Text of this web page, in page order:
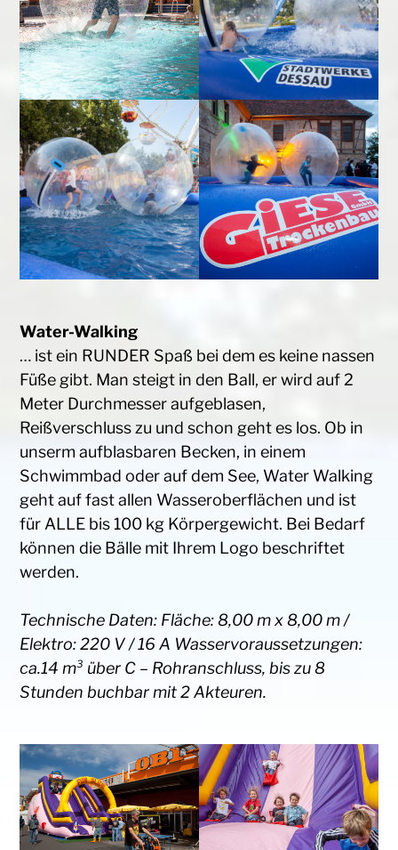
Water-Walking
… ist ein RUNDER Spaß bei dem es keine nassen
Füße gibt. Man steigt in den Ball, er wird auf 2
Meter Durchmesser aufgeblasen,
Reißverschluss zu und schon geht es los. Ob in
unserm aufblasbaren Becken, in einem
Schwimmbad oder auf dem See, Water Walking
geht auf fast allen Wasseroberflächen und ist
für ALLE bis 100 kg Körpergewicht. Bei Bedarf
können die Bälle mit Ihrem Logo beschriftet
werden.
Technische Daten: Fläche: 8,00 m x 8,00 m /
Elektro: 220 V / 16 A Wasservoraussetzungen:
ca.14 m³ über C – Rohranschluss, bis zu 8
Stunden buchbar mit 2 Akteuren.